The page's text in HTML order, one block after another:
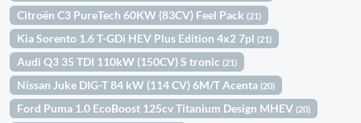
Citroën C3 PureTech 60KW (83CV) Feel Pack(21)
Kia Sorento 1.6 T-GDi HEV Plus Edition 4x2 7pl(21)
Audi Q3 35 TDI 110kW (150CV) S tronic(21)
Nissan Juke DIG-T 84 kW (114 CV) 6M/T Acenta(20)
Ford Puma 1.0 EcoBoost 125cv Titanium Design MHEV(20)